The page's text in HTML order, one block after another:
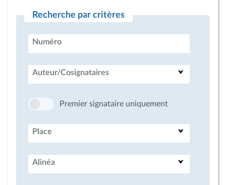
Recherche par critères
Numéro
Auteur/Cosignataires
Premier signataire uniquement
Place
Alinéa